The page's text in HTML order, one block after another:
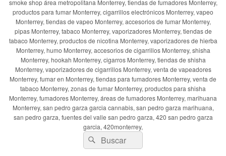
smoke shop área metropolitana Monterrey, tiendas de fumadores Monterrey,
productos para fumar Monterrey, cigarrillos electrónicos Monterrey, vapeo
Monterrey, tiendas de vapeo Monterrey, accesorios de fumar Monterrey,
pipas Monterrey, tabaco Monterrey, vaporizadores Monterrey, tiendas de
tabaco Monterrey, productos de nicotina Monterrey, vaporizadores de hierba
Monterrey, humo Monterrey, accesorios de cigarrillos Monterrey, shisha
Monterrey, hookah Monterrey, cigarros Monterrey, tiendas de shisha
Monterrey, vaporizadores de cigarrillos Monterrey, venta de vapeadores
Monterrey, fumar en Monterrey, tiendas para fumadores Monterrey, venta de
tabaco Monterrey, zonas de fumar Monterrey, productos para shisha
Monterrey, fumadores Monterrey, áreas de fumadores Monterrey, marihuana
Monterrey, san pedro garza garcia cannabis, san pedro garza marihuana,
san pedro garza, fuentes del valle san pedro garza, 420 san pedro garza
garcia, 420monterrey,
Buscar
por:
Buscar